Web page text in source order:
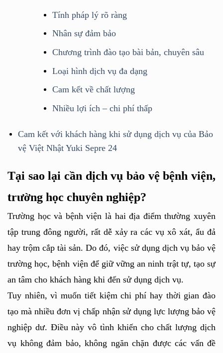
Tính pháp lý rõ ràng
Nhân sự đảm bảo
Chương trình đào tạo bài bản, chuyên sâu
Loại hình dịch vụ đa dạng
Cam kết về chất lượng
Nhiều lợi ích – chi phí thấp
Cam kết với khách hàng khi sử dụng dịch vụ của Bảo
vệ Việt Nhật Yuki Sepre 24
Tại sao lại cần dịch vụ bảo vệ bệnh viện,
trường học chuyên nghiệp?
Trường học và bệnh viện là hai địa điểm thường xuyên
tập trung đông người, rất dễ xảy ra các vụ xô xát, ẩu đả
hay trộm cắp tài sản. Do đó, việc sử dụng dịch vụ bảo vệ
trường học, bệnh viện để giữ vững an ninh trật tự, tạo sự
an tâm cho khách hàng khi đến sử dụng dịch vụ.
Tuy nhiên, vì muốn tiết kiệm chi phí hay thời gian đào
tạo mà nhiều đơn vị chấp nhận sử dụng lực lượng bảo vệ
nghiệp dư. Điều này vô tình khiến cho chất lượng dịch
vụ không đảm bảo, không ngăn chặn được các vấn đề